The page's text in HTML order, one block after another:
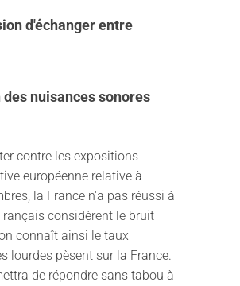
d'échanger entre
nuisances sonores
contre les expositions
européenne relative à
la France n'a pas réussi à
considèrent le bruit
connaît ainsi le taux
lourdes pèsent sur la France.
de répondre sans tabou à